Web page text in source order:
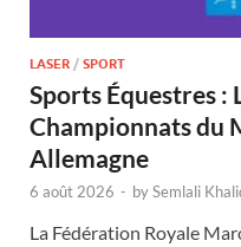
LASER / SPORT
Sports Équestres :
Championnats du
Allemagne
6 août 2026 - bySemlali
La Fédération Royale